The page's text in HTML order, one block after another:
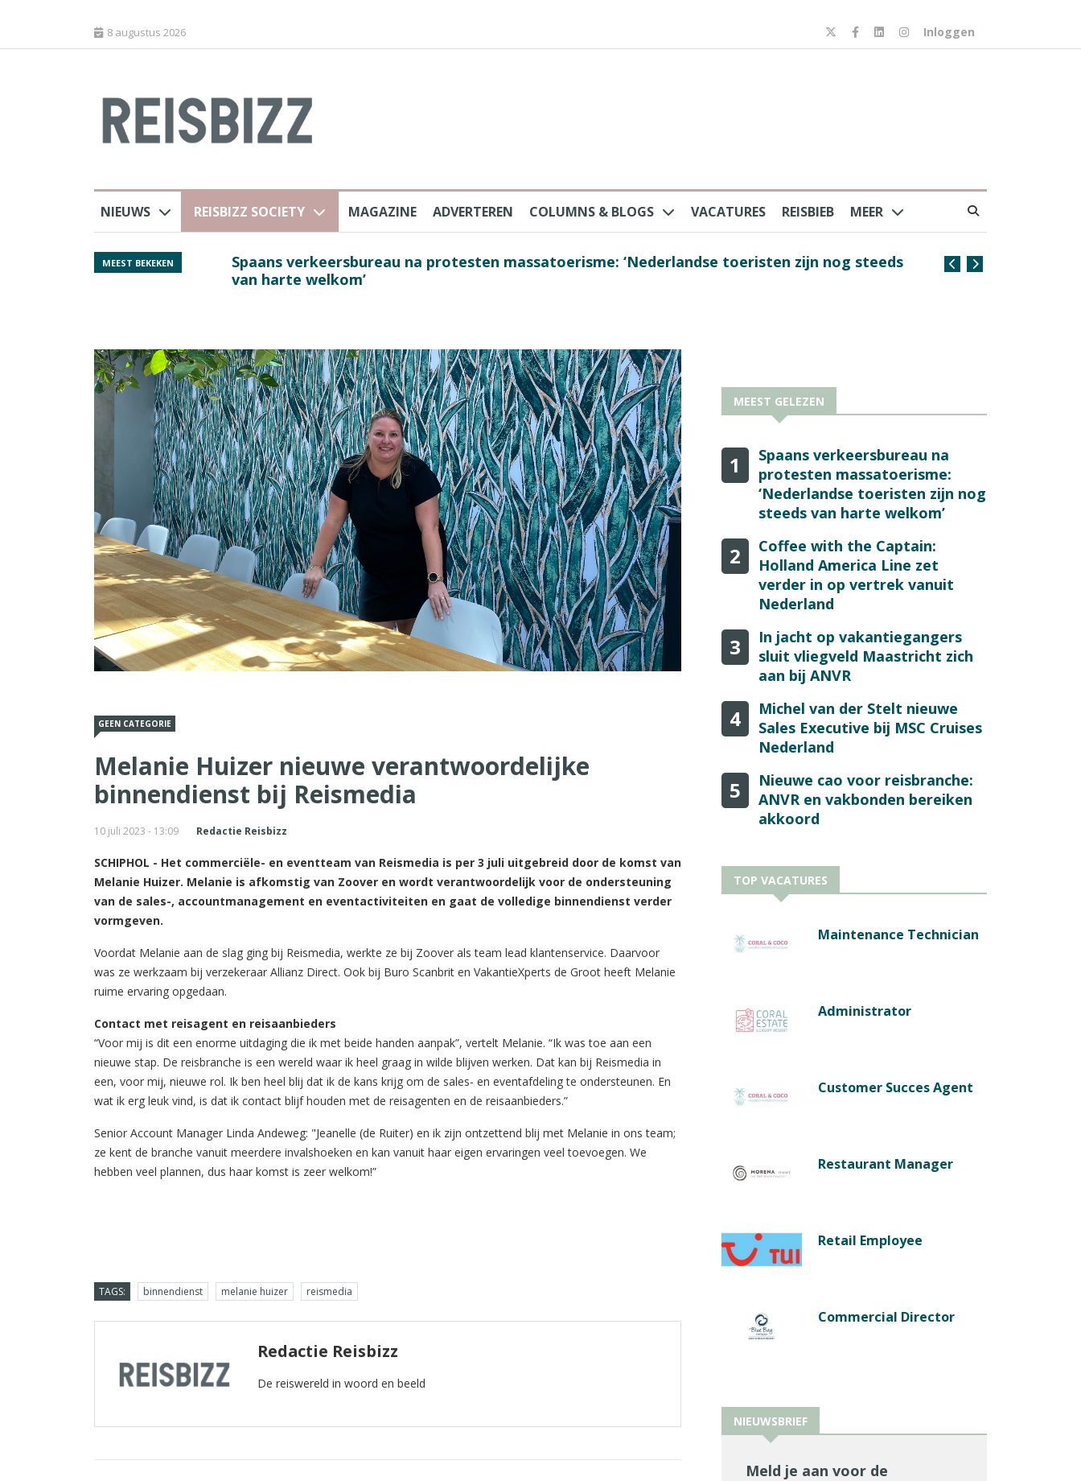
8 augustus 2026 Inloggen
NIEUWS REISBIZZ SOCIETY MAGAZINE ADVERTEREN COLUMNS & BLOGS VACATURES REISBIEB MEER
MEEST BEKEKEN
Spaans verkeersbureau na protesten massatoerisme: ‘Nederlandse toeristen zijn nog steeds
van harte welkom’
Coffee with the
GEEN CATEGORIE
Melanie Huizer nieuwe verantwoordelijke
binnendienst bij Reismedia
10 juli 2023 - 13:09 Redactie Reisbizz
SCHIPHOL - Het commerciële- en eventteam van Reismedia is per 3 juli uitgebreid door de komst van
Melanie Huizer. Melanie is afkomstig van Zoover en wordt verantwoordelijk voor de ondersteuning
van de sales-, accountmanagement en eventactiviteiten en gaat de volledige binnendienst verder
vormgeven.
Voordat Melanie aan de slag ging bij Reismedia, werkte ze bij Zoover als team lead klantenservice. Daarvoor
was ze werkzaam bij verzekeraar Allianz Direct. Ook bij Buro Scanbrit en VakantieXperts de Groot heeft Melanie
ruime ervaring opgedaan.
Contact met reisagent en reisaanbieders
“Voor mij is dit een enorme uitdaging die ik met beide handen aanpak”, vertelt Melanie. “Ik was toe aan een
nieuwe stap. De reisbranche is een wereld waar ik heel graag in wilde blijven werken. Dat kan bij Reismedia in
een, voor mij, nieuwe rol. Ik ben heel blij dat ik de kans krijg om de sales- en eventafdeling te ondersteunen. En
wat ik erg leuk vind, is dat ik contact blijf houden met de reisagenten en de reisaanbieders.”
Senior Account Manager Linda Andeweg: "Jeanelle (de Ruiter) en ik zijn ontzettend blij met Melanie in ons team;
ze kent de branche vanuit meerdere invalshoeken en kan vanuit haar eigen ervaringen veel toevoegen. We
hebben veel plannen, dus haar komst is zeer welkom!”
TAGS: binnendienst melanie huizer reismedia
Redactie Reisbizz
De reiswereld in woord en beeld
MEEST GELEZEN
1
Spaans verkeersbureau na
protesten massatoerisme:
‘Nederlandse toeristen zijn nog
steeds van harte welkom’
2
Coffee with the Captain:
Holland America Line zet
verder in op vertrek vanuit
Nederland
3
In jacht op vakantiegangers
sluit vliegveld Maastricht zich
aan bij ANVR
4
Michel van der Stelt nieuwe
Sales Executive bij MSC Cruises
Nederland
5
Nieuwe cao voor reisbranche:
ANVR en vakbonden bereiken
akkoord
TOP VACATURES
Maintenance Technician
Administrator
Customer Succes Agent
Restaurant Manager
Retail Employee
Commercial Director
NIEUWSBRIEF
Meld je aan voor de